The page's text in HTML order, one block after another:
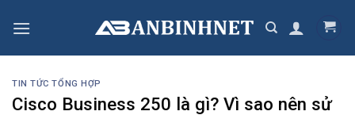
TIN TỨC TỔNG HỢP
Cisco Business 250 là gì? Vì sao nên sử